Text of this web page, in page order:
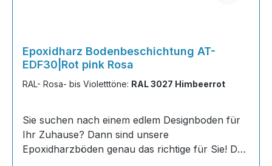
Epoxidharz Bodenbeschichtung AT-
EDF30|Rot pink Rosa
RAL- Rosa- bis Violetttöne: RAL 3027 Himbeerrot
Sie suchen nach einem edlem Designboden für
Ihr Zuhause? Dann sind unsere
Epoxidharzböden genau das richtige für Sie! Der